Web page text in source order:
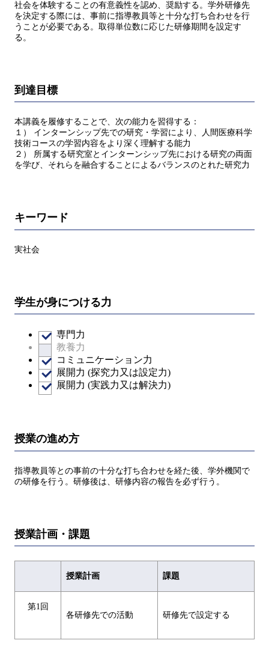
社会を体験することの有意義性を認め、奨励する。学外研修先
を決定する際には、事前に指導教員等と十分な打ち合わせを行
うことが必要である。取得単位数に応じた研修期間を設定す
る。
到達目標
本講義を履修することで、次の能力を習得する：
１） インターンシップ先での研究・学習により、人間医療科学
技術コースの学習内容をより深く理解する能力
２） 所属する研究室とインターンシップ先における研究の両面
を学び、それらを融合することによるバランスのとれた研究力
キーワード
実社会
学生が身につける力
専門力
教養力
コミュニケーション力
展開力 (探究力又は設定力)
展開力 (実践力又は解決力)
授業の進め方
指導教員等との事前の十分な打ち合わせを経た後、学外機関で
の研修を行う。研修後は、研修内容の報告を必ず行う。
授業計画・課題
授業計画 課題
第1回
各研修先での活動
研修先で設定する